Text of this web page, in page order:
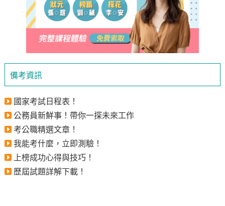
備考資訊
國家考試日程表！
公務員新鮮事！帶你一探未來工作
考公職精選文章！
我能考什麼，立即測驗！
上榜成功心得與技巧！
歷屆試題詳解下載！